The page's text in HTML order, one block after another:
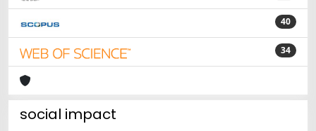
40
34
social impact